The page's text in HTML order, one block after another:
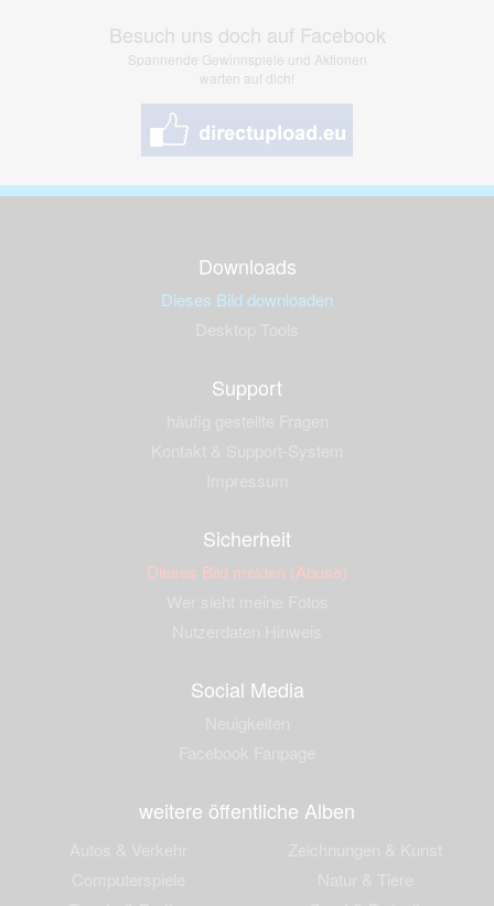
Besuch uns doch auf Facebook
Spannende Gewinnspiele und Aktionen
warten auf dich!
Downloads
Dieses Bild downloaden
Support
Sicherheit
Dieses Bild melden (Abuse)
Social Media
weitere öffentliche Alben